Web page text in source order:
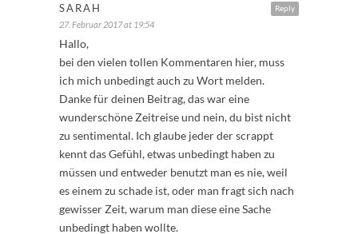
Reply
SARAH
27. Februar 2017 at 19:54
Hallo,
bei den vielen tollen Kommentaren hier, muss
ich mich unbedingt auch zu Wort melden.
Danke für deinen Beitrag, das war eine
wunderschöne Zeitreise und nein, du bist nicht
zu sentimental. Ich glaube jeder der scrappt
kennt das Gefühl, etwas unbedingt haben zu
müssen und entweder benutzt man es nie, weil
es einem zu schade ist, oder man fragt sich nach
gewisser Zeit, warum man diese eine Sache
unbedingt haben wollte.